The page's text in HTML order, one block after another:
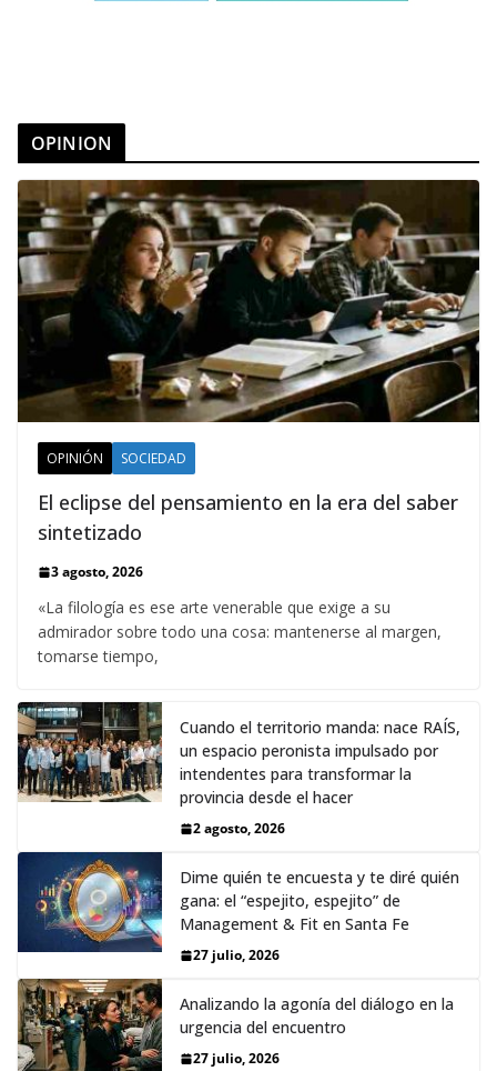
OPINION
OPINIÓN SOCIEDAD
El eclipse del pensamiento en la era del saber
sintetizado
3 agosto, 2026
«La filología es ese arte venerable que exige a su
admirador sobre todo una cosa: mantenerse al margen,
tomarse tiempo,
Cuando el territorio manda: nace RAÍS,
un espacio peronista impulsado por
intendentes para transformar la
provincia desde el hacer
2 agosto, 2026
Dime quién te encuesta y te diré quién
gana: el “espejito, espejito” de
Management & Fit en Santa Fe
27 julio, 2026
Analizando la agonía del diálogo en la
urgencia del encuentro
27 julio, 2026